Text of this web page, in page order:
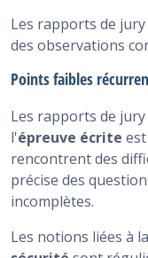
Les rapports de
des observations
Points faibles
Les rapports de
l'épreuve écrite
rencontrent des
précise des
incomplètes.
Les notions liées à la